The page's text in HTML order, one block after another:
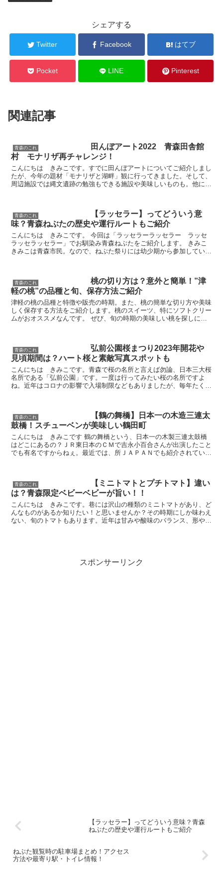
シェアする
Twitter Facebook はてブ
Pocket LINE Pinterest
関連記事
青森のこれ
田んぼアート2022 青森田舎館
村 モナリザ再チャレンジ！
こんにちは きみこです。すでに田んぼアートについてご紹介しまし
たが、今年の題材「モナリザと湖畔」観に行ってきました。そして、
周辺施設では縄文遺跡の勉強もできる施設や美味しいものも。他にも
青森のこれ
【ラッセラー】ってどういう意
味？青森ねぶたの歴史や運行ルートもご紹介
こんにちは きみこです。 今回は「ラッセラーラッセラー ラッセ
ラッセラッセラー」でお馴染み青森ねぶたをご紹介します。 きみこ
きみこは青森市民。なので、ねぶた祭りには幼少期から参加していま
青森のこれ
桃の切り方は？意外と簡単！”津
軽の桃”の品種と旬、保存方法ご紹介
津軽の桃の品種と特徴や販売の時期。また、桃の簡単な切り方や美味
しく保存する方法をご紹介します。桃のスイーツ、特にソフトクリー
ムがおオススメなんです。 ぜび、旬の時期の美味しい桃を探しに出
青森のこれ
弘前公園桜まつり2023年開花や
見頃期間は？ハート桜と素敵写真スポットも
こんにちは きみこです。青森で桜の名所と言えば勿論、日本三大桜
名所である「弘前公園」です。一度は行ってみたい桜の名所ですよ
ね。近年はコロナの影響で入場制限などもありましたが、毎年たくさ
青森のこれ
【鶴の舞橋】日本一の木造三連太
鼓橋！スチューベンが美味しい鶴田町
こんにちは きみこです 鶴の舞橋という、日本一の木製三連太鼓橋
はどこにあるの？ＪＲ東日本のＣＭで吉永小百合さんが出演したこと
でも有名ですからねぇ。最近では、所ＪＡＰＡＮでも紹介されていま
青森のこれ
【ミニトマトとプチトマト】違い
は？青森限定ベビーベビーが旨い！！
こんにちは きみこです。巷には沢山の種類のミニトマトがあり、ど
んなものがあるか知りたい！と思いませんか？その時期にしか味わえ
ない、旬のトマトもあります。近年は甘みや酸味のバランス、形や色
スポンサーリンク
【ラッセラー】ってどういう意味？青森
ねぶたの歴史や運行ルートもご紹介
ねぶた観覧時の駐車場まとめ！アクセス
方法や最寄り駅・トイレ情報！